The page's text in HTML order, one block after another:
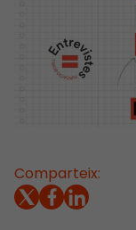
Comparteix: